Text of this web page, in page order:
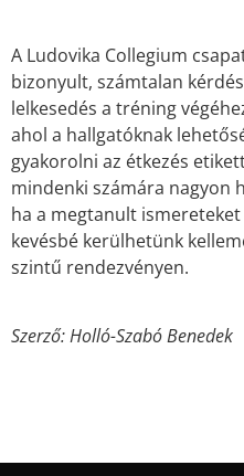
A Ludovika Collegium
bizonyult, számtalan
lelkesedés a tréning
ahol a hallgatóknak
gyakorolni az étkezés
mindenki számára nagyon
ha a megtanult
kevésbé kerülhetünk
szintű rendezvényen.
Szerző: Holló-Szabó Benedek